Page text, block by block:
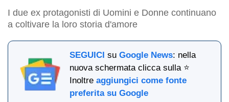
I due ex protagonisti di Uomini e Donne continuano
a coltivare la loro storia d'amore
SEGUICI suGoogle News: nella
nuova schermata clicca sulla ⭐
Inoltreaggiungici come fonte
preferita su Google